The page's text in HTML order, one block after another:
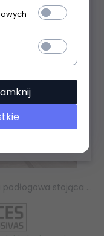
PLN
Lampa podłogowa stojąca lniana abażurowa biała rystykalna boho industrialna Luces Exclusivas